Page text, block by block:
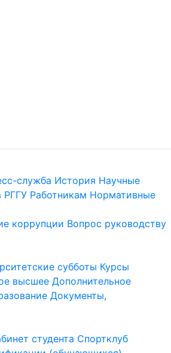
служба История Научные
РГГУ Работникам Нормативные
коррупции Вопрос руководству
субботы Курсы
высшее Дополнительное
Документы,
студента Спортклуб